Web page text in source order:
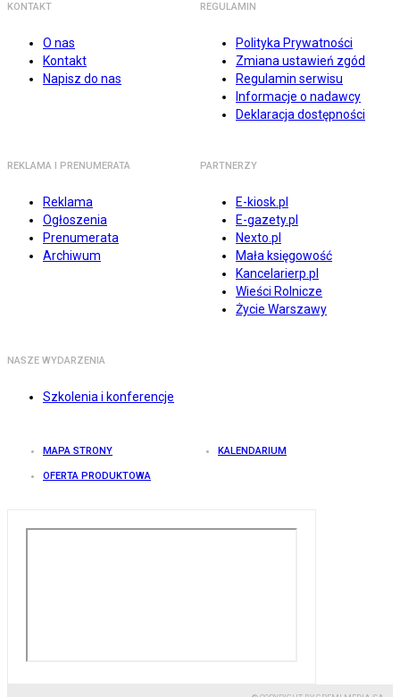
KONTAKT
O nas
Kontakt
Napisz do nas
REGULAMIN
Polityka Prywatności
Zmiana ustawień zgód
Regulamin serwisu
Informacje o nadawcy
Deklaracja dostępności
REKLAMA I PRENUMERATA
Reklama
Ogłoszenia
Prenumerata
Archiwum
PARTNERZY
E-kiosk.pl
E-gazety.pl
Nexto.pl
Mała księgowość
Kancelarierp.pl
Wieści Rolnicze
Życie Warszawy
NASZE WYDARZENIA
Szkolenia i konferencje
MAPA STRONY KALENDARIUM
OFERTA PRODUKTOWA